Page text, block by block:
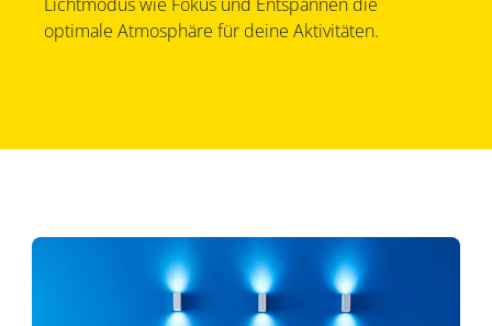
optimale Atmosphäre für deine Aktivitäten.